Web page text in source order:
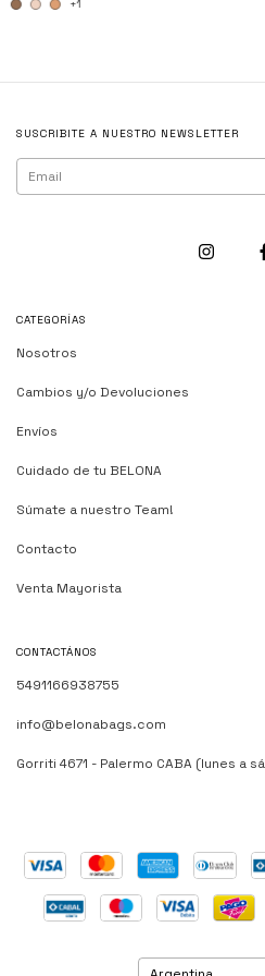
+1
SUSCRIBITE A NUESTRO NEWSLETTER
CATEGORÍAS
Nosotros
Cambios y/o Devoluciones
Envíos
Cuidado de tu BELONA
Súmate a nuestro Team!
Contacto
Venta Mayorista
CONTACTÁNOS
5491166938755
info@belonabags.com
Gorriti 4671 - Palermo CABA (lunes a